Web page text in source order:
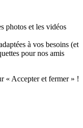
photos et les vidéos
à vos besoins (et
pour nos amis
« Accepter et fermer » !